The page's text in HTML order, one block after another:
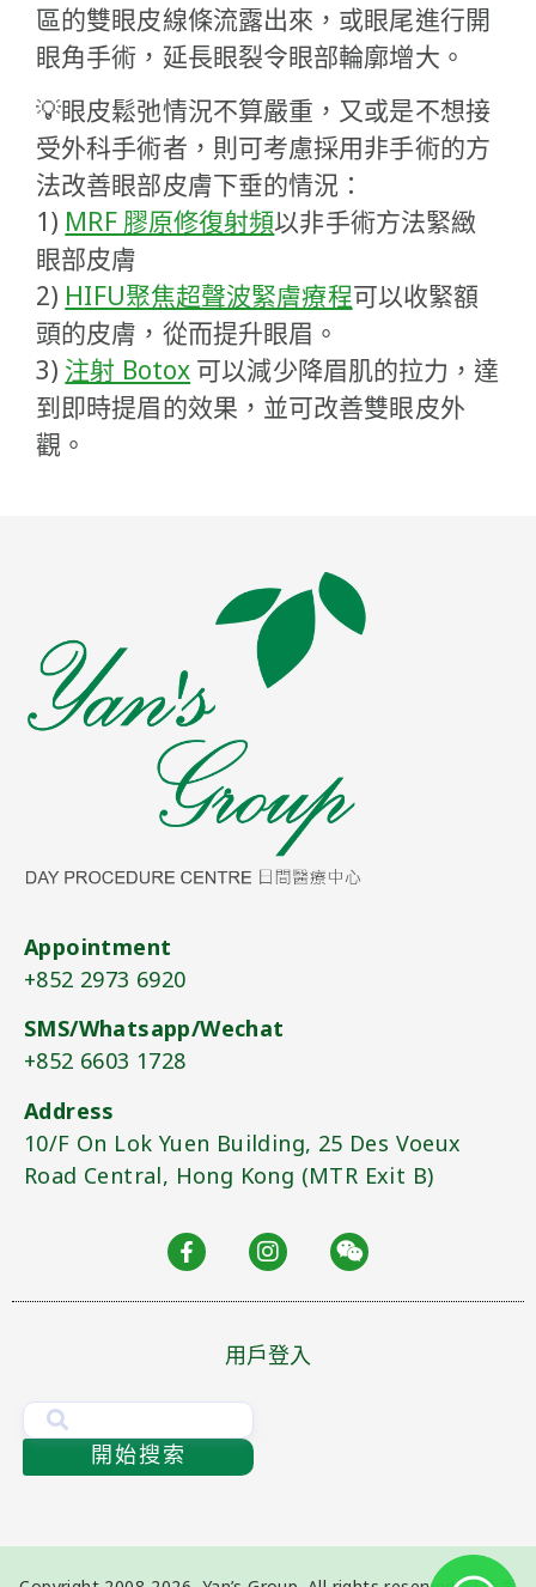
區的雙眼皮線條流露出來，或眼尾進行開
眼角手術，延長眼裂令眼部輪廓增大。
💡眼皮鬆弛情況不算嚴重，又或是不想接
受外科手術者，則可考慮採用非手術的方
法改善眼部皮膚下垂的情況：
1) MRF 膠原修復射頻以非手術方法緊緻
眼部皮膚
2) HIFU聚焦超聲波緊膚療程可以收緊額
頭的皮膚，從而提升眼眉。
3) 注射 Botox 可以減少降眉肌的拉力，達
到即時提眉的效果，並可改善雙眼皮外
觀。
Appointment
+852 2973 6920​
SMS/Whatsapp/Wechat
+852 6603 1728
Address
10/F On Lok Yuen Building, 25 Des Voeux
Road Central, Hong Kong (MTR Exit B)​
用戶登入
開始搜索